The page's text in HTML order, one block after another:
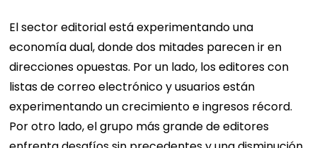
El sector editorial está experimentando una
economía dual, donde dos mitades parecen ir en
direcciones opuestas. Por un lado, los editores con
listas de correo electrónico y usuarios están
experimentando un crecimiento e ingresos récord.
Por otro lado, el grupo más grande de editores